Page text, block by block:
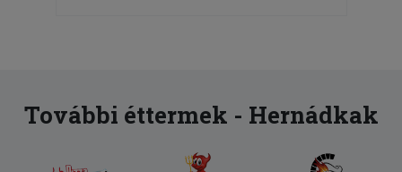
2026-01-03 - Csaba:
köszönjük!
További éttermek - Hernádkak